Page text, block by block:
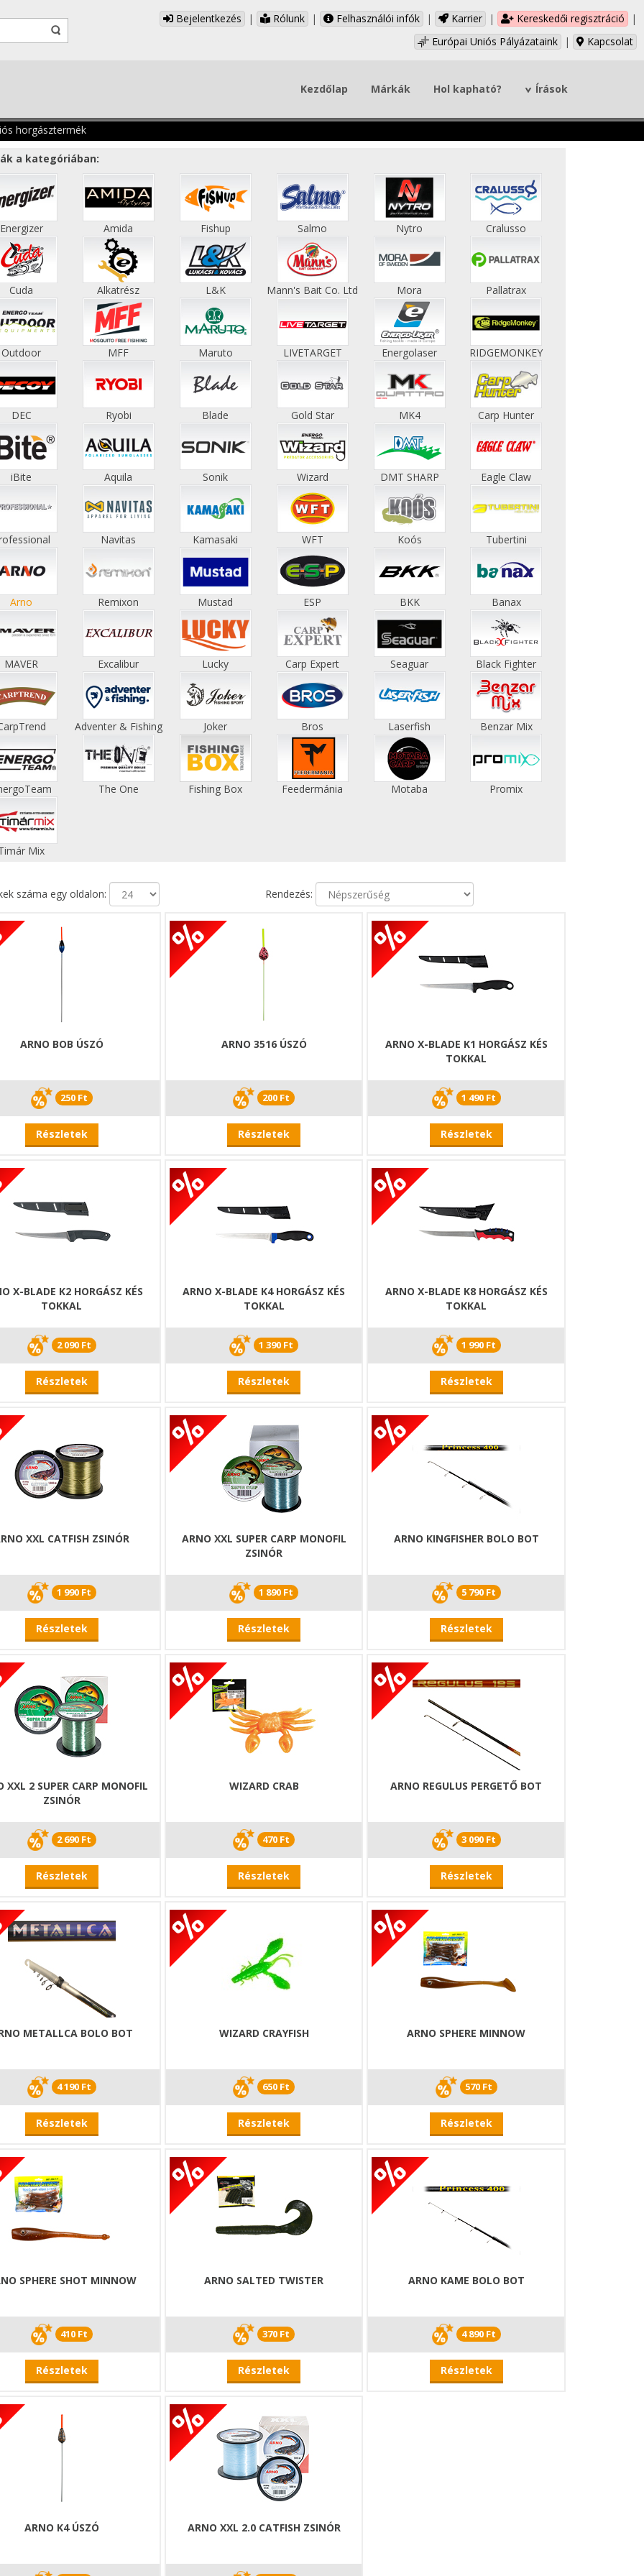
Bejelentkezés | Rólunk | Felhasználói infók | Karrier | Kereskedői regisztráció
|
Európai Uniós Pályázataink
| Kapcsolat
Kezdőlap Márkák Hol kapható? Írások
horgásztermék
a kategóriában:
Energizer Amida Fishup Salmo Nytro Cralusso
Cuda Alkatrész L&K Mann's Bait Co. Ltd Mora Pallatrax
Outdoor MFF Maruto LIVETARGET Energolaser RIDGEMONKEY
DEC Ryobi Blade Gold Star MK4 Carp Hunter
iBite Aquila Sonik Wizard DMT SHARP Eagle Claw
Navitas Kamasaki WFT Koós Tubertini
Arno Remixon Mustad ESP BKK Banax
MAVER Excalibur Lucky Carp Expert Seaguar Black Fighter
Adventer & Fishing Joker Bros Laserfish Benzar Mix
The One Fishing Box Feedermánia Motaba Promix
Mix
száma egy oldalon: Rendezés:
ARNO BOB ÚSZÓ
250 Ft
Részletek
ARNO 3516 ÚSZÓ
200 Ft
Részletek
ARNO X-BLADE K1 HORGÁSZ KÉS
TOKKAL
1 490 Ft
Részletek
X-BLADE K2 HORGÁSZ KÉS
TOKKAL
2 090 Ft
Részletek
ARNO X-BLADE K4 HORGÁSZ KÉS
TOKKAL
1 390 Ft
Részletek
ARNO X-BLADE K8 HORGÁSZ KÉS
TOKKAL
1 990 Ft
Részletek
XXL CATFISH ZSINÓR
1 990 Ft
Részletek
ARNO XXL SUPER CARP MONOFIL
ZSINÓR
1 890 Ft
Részletek
ARNO KINGFISHER BOLO BOT
5 790 Ft
Részletek
XXL 2 SUPER CARP MONOFIL
ZSINÓR
2 690 Ft
Részletek
WIZARD CRAB
470 Ft
Részletek
ARNO REGULUS PERGETŐ BOT
3 090 Ft
Részletek
METALLCA BOLO BOT
4 190 Ft
Részletek
WIZARD CRAYFISH
650 Ft
Részletek
ARNO SPHERE MINNOW
570 Ft
Részletek
SPHERE SHOT MINNOW
410 Ft
Részletek
ARNO SALTED TWISTER
370 Ft
Részletek
ARNO KAME BOLO BOT
4 890 Ft
Részletek
ARNO K4 ÚSZÓ ARNO XXL 2.0 CATFISH ZSINÓR